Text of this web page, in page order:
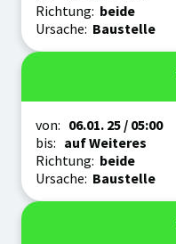
Richtung: beide
Ursache: Baustelle
Zeitraum
von: 06.01. 25/ 05:00
bis: auf Weiteres
Richtung: beide
Ursache: Baustelle